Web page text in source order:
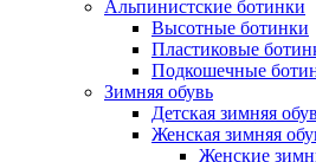
Альпинистские ботинки
Высотные ботинки
Пластиковые
Подкошечные
Зимняя обувь
Детская зимняя
Женская зимняя
Женские